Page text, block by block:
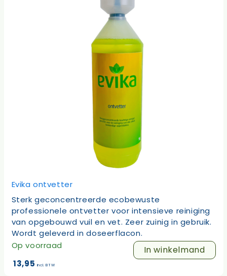
Evika ontvetter
Sterk geconcentreerde ecobewuste
professionele ontvetter voor intensieve reiniging
van opgebouwd vuil en vet. Zeer zuinig in gebruik.
Wordt geleverd in doseerflacon.
Op voorraad
In winkelmand
13,95 incl. BTW